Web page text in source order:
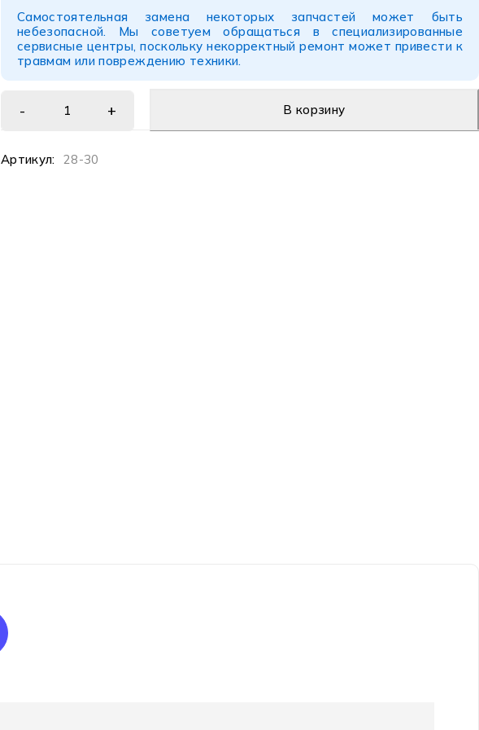
Самостоятельная замена некоторых запчастей может быть
небезопасной. Мы советуем обращаться в специализированные
сервисные центры, поскольку некорректный ремонт может привести к
травмам или повреждению техники.
В корзину
Артикул: 28-30